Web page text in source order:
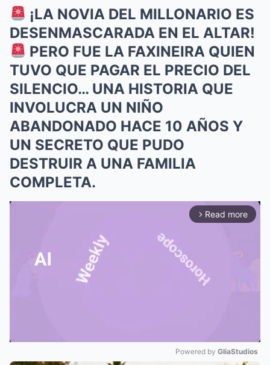
¡LA NOVIA DEL MILLONARIO ES
DESENMASCARADA EN EL ALTAR!
PERO FUE LA FAXINEIRA QUIEN
TUVO QUE PAGAR EL PRECIO DEL
SILENCIO… UNA HISTORIA QUE
INVOLUCRA UN NIÑO
ABANDONADO HACE 10 AÑOS Y
UN SECRETO QUE PUDO
DESTRUIR A UNA FAMILIA
COMPLETA.
arrow_forward_ios Read more
Powered by GliaStudios